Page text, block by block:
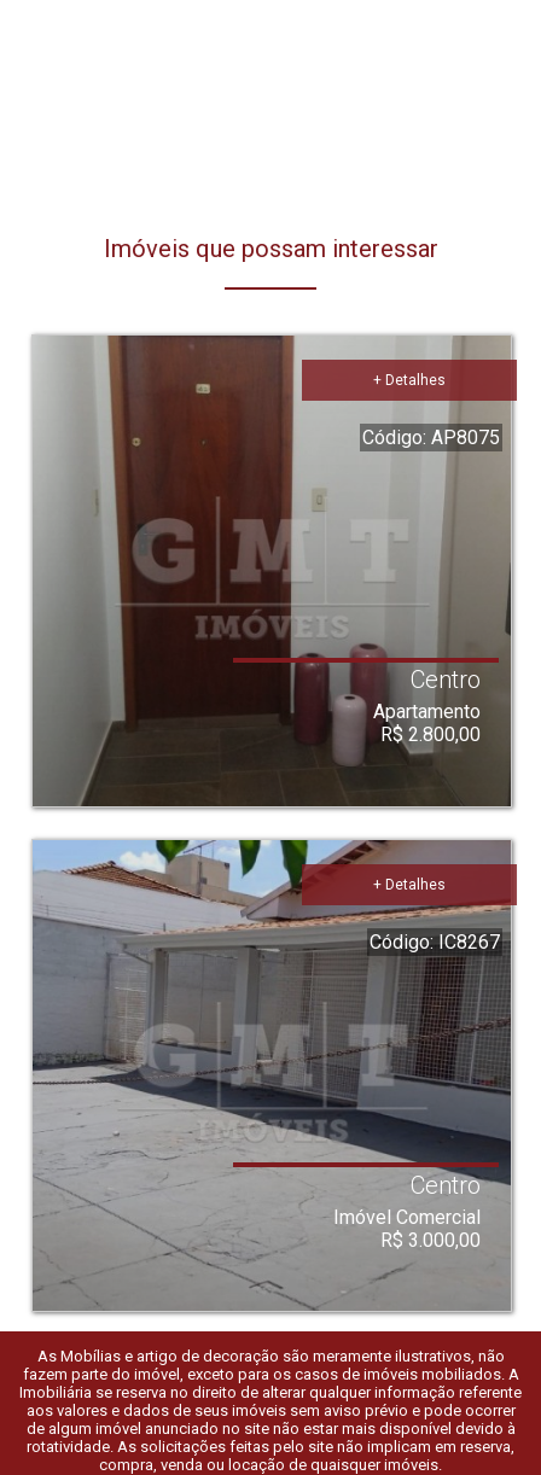
Imóveis que possam interessar
+ Detalhes
Código: AP8075
Centro
Apartamento
R$ 2.800,00
+ Detalhes
Código: IC8267
Centro
Imóvel Comercial
R$ 3.000,00
As Mobílias e artigo de decoração são meramente ilustrativos, não
fazem parte do imóvel, exceto para os casos de imóveis mobiliados. A
Imobiliária se reserva no direito de alterar qualquer informação referente
aos valores e dados de seus imóveis sem aviso prévio e pode ocorrer
de algum imóvel anunciado no site não estar mais disponível devido à
rotatividade. As solicitações feitas pelo site não implicam em reserva,
compra, venda ou locação de quaisquer imóveis.